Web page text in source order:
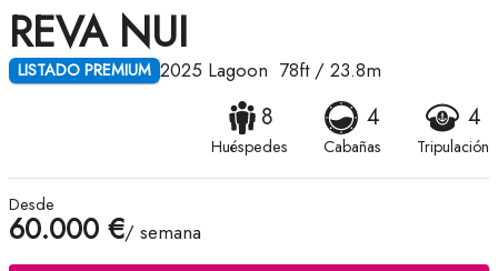
REVA NUI
LISTADO PREMIUM 2025 Lagoon 78ft/ 23.8m
8
Huéspedes
4
Cabañas
4
Tripulación
Desde
60.000 €/ semana